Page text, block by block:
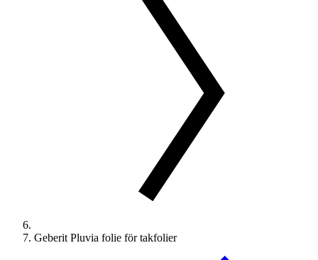
Geberit Pluvia folie för takfolier